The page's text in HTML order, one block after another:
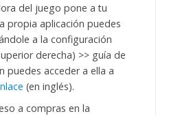
del juego pone a tu
propia aplicación puedes
a la configuración
derecha) >> guía de
puedes acceder a ella a
(en inglés).
a compras en la